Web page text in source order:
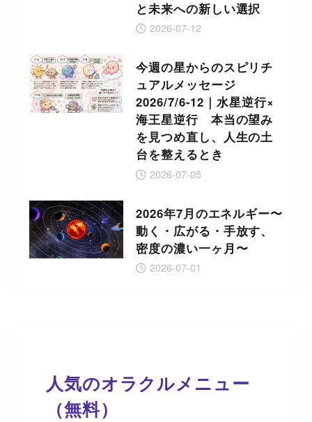
と未来への新しい選択
2026-07-12
今週の星からのスピリチ
ュアルメッセージ
2026/7/6-12｜水星逆行×
海王星逆行 本当の望み
を見つめ直し、人生の土
台を整えるとき
2026-07-05
2026年7月のエネルギー〜
動く・広がる・手放す、
密度の濃い一ヶ月〜
2026-07-01
人気のオラクルメニュー
（無料）